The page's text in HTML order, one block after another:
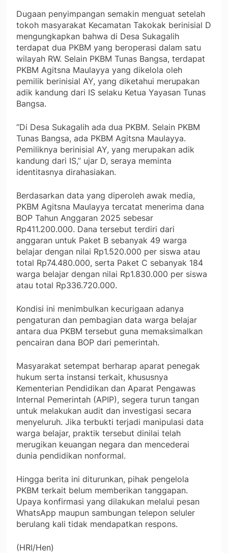
Dugaan penyimpangan semakin menguat setelah
tokoh masyarakat Kecamatan Takokak berinisial D
mengungkapkan bahwa di Desa Sukagalih
terdapat dua PKBM yang beroperasi dalam satu
wilayah RW. Selain PKBM Tunas Bangsa, terdapat
PKBM Agitsna Maulayya yang dikelola oleh
pemilik berinisial AY, yang diketahui merupakan
adik kandung dari IS selaku Ketua Yayasan Tunas
Bangsa.
“Di Desa Sukagalih ada dua PKBM. Selain PKBM
Tunas Bangsa, ada PKBM Agitsna Maulayya.
Pemiliknya berinisial AY, yang merupakan adik
kandung dari IS,” ujar D, seraya meminta
identitasnya dirahasiakan.
Berdasarkan data yang diperoleh awak media,
PKBM Agitsna Maulayya tercatat menerima dana
BOP Tahun Anggaran 2025 sebesar
Rp411.200.000. Dana tersebut terdiri dari
anggaran untuk Paket B sebanyak 49 warga
belajar dengan nilai Rp1.520.000 per siswa atau
total Rp74.480.000, serta Paket C sebanyak 184
warga belajar dengan nilai Rp1.830.000 per siswa
atau total Rp336.720.000.
Kondisi ini menimbulkan kecurigaan adanya
pengaturan dan pembagian data warga belajar
antara dua PKBM tersebut guna memaksimalkan
pencairan dana BOP dari pemerintah.
Masyarakat setempat berharap aparat penegak
hukum serta instansi terkait, khususnya
Kementerian Pendidikan dan Aparat Pengawas
Internal Pemerintah (APIP), segera turun tangan
untuk melakukan audit dan investigasi secara
menyeluruh. Jika terbukti terjadi manipulasi data
warga belajar, praktik tersebut dinilai telah
merugikan keuangan negara dan mencederai
dunia pendidikan nonformal.
Hingga berita ini diturunkan, pihak pengelola
PKBM terkait belum memberikan tanggapan.
Upaya konfirmasi yang dilakukan melalui pesan
WhatsApp maupun sambungan telepon seluler
berulang kali tidak mendapatkan respons.
(HRI/Hen)